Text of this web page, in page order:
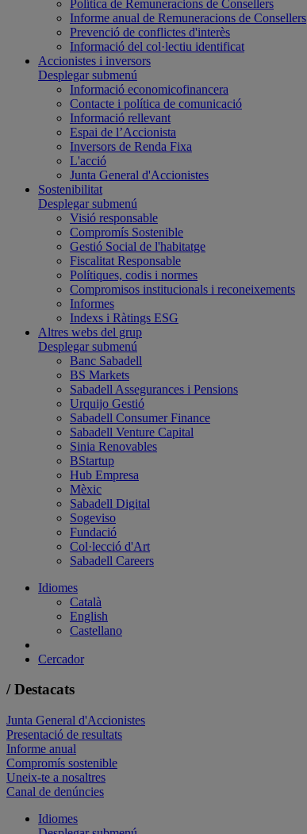
Política de Remuneracions de Consellers
Informe anual de Remuneracions de Consellers
Prevenció de conflictes d'interès
Informació del col·lectiu identificat
Accionistes i inversors
Desplegar submenú
Informació economicofinancera
Contacte i política de comunicació
Informació rellevant
Espai de l’Accionista
Inversors de Renda Fixa
L'acció
Junta General d'Accionistes
Sostenibilitat
Desplegar submenú
Visió responsable
Compromís Sostenible
Gestió Social de l'habitatge
Fiscalitat Responsable
Polítiques, codis i normes
Compromisos institucionals i reconeixements
Informes
Indexs i Ràtings ESG
Altres webs del grup
Desplegar submenú
Banc Sabadell
BS Markets
Sabadell Assegurances i Pensions
Urquijo Gestió
Sabadell Consumer Finance
Sabadell Venture Capital
Sinia Renovables
BStartup
Hub Empresa
Mèxic
Sabadell Digital
Sogeviso
Fundació
Col·lecció d'Art
Sabadell Careers
Idiomes
Català
English
Castellano
Cercador
/ Destacats
Junta General d'Accionistes
Presentació de resultats
Informe anual
Compromís sostenible
Uneix-te a nosaltres
Canal de denúncies
Idiomes